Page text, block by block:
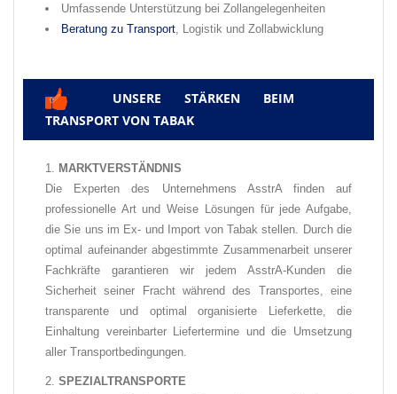
Umfassende Unterstützung bei Zollangelegenheiten
Beratung zu Transport , Logistik und Zollabwicklung
✅
UNSERE STÄRKEN BEIM
TRANSPORT VON TABAK
MARKTVERSTÄNDNIS
Die Experten des Unternehmens AsstrA finden auf
professionelle Art und Weise Lösungen für jede Aufgabe,
die Sie uns im Ex- und Import von Tabak stellen. Durch die
optimal aufeinander abgestimmte Zusammenarbeit unserer
Fachkräfte garantieren wir jedem AsstrA-Kunden die
Sicherheit seiner Fracht während des Transportes, eine
transparente und optimal organisierte Lieferkette, die
Einhaltung vereinbarter Liefertermine und die Umsetzung
aller Transportbedingungen.
SPEZIALTRANSPORTE